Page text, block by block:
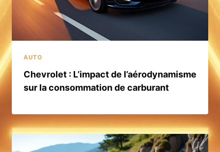
AUTO
Chevrolet : L’impact de l’aérodynamisme
sur la consommation de carburant